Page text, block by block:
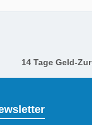
14 Tage Geld-